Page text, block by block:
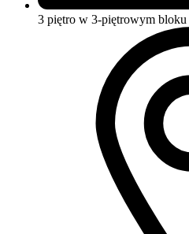
3 piętro w 3-piętrowym bloku